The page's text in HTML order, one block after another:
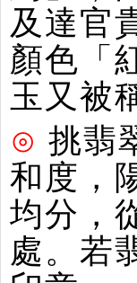
及達官
顏色「
玉又被
⊙ 挑翡
和度，
均分，
處。若